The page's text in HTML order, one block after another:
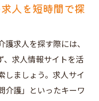
人を短時間で探
求人を探す際には、
、求人情報サイトを活
しましょう。求人サイ
介護」といったキーワ